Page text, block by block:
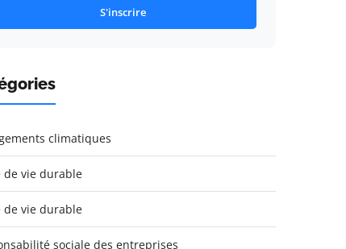
S'inscrire
climatiques
de vie durable
de vie durable
sociale des entreprises